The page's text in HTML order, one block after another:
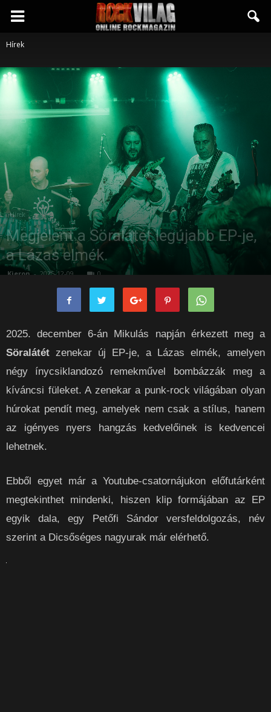
Rockvilág.hu
rockmagazin
Hírek
Hírek
Megjelent a Söralátét legújabb EP-je,
a Lázas elmék.
Kieron - 2025-12-09 0
2025. december 6-án Mikulás napján érkezett meg a
Söralátét zenekar új EP-je, a Lázas elmék, amelyen
négy ínycsiklandozó remekművel bombázzák meg a
kíváncsi füleket. A zenekar a punk-rock világában olyan
húrokat pendít meg, amelyek nem csak a stílus, hanem
az igényes nyers hangzás kedvelőinek is kedvencei
lehetnek.
Ebből egyet már a Youtube-csatornájukon előfutárként
megtekinthet mindenki, hiszen klip formájában az EP
egyik dala, egy Petőfi Sándor versfeldolgozás, név
szerint a Dicsőséges nagyurak már elérhető.